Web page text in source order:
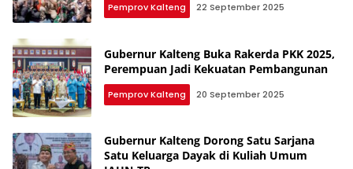
Pemprov Kalteng 22 September 2025
Gubernur Kalteng Buka Rakerda PKK 2025,
Perempuan Jadi Kekuatan Pembangunan
Pemprov Kalteng 20 September 2025
Gubernur Kalteng Dorong Satu Sarjana
Satu Keluarga Dayak di Kuliah Umum